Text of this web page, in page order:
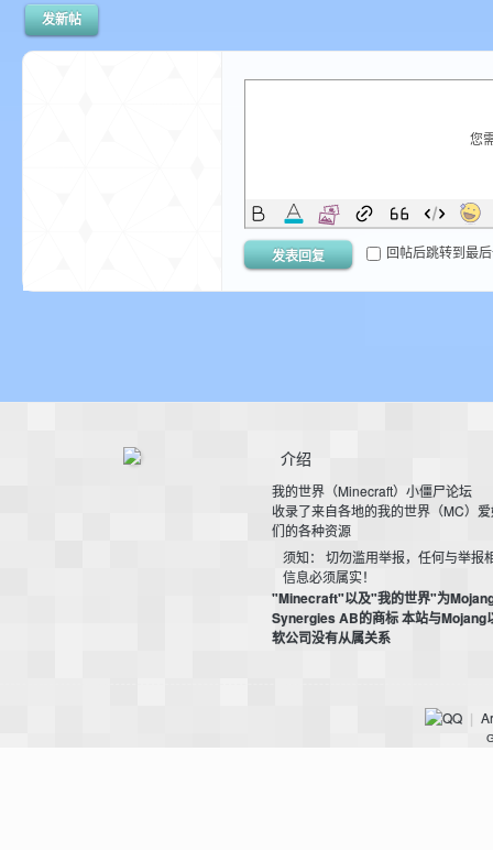
的
发新帖
您
发表回复 回帖后跳转到最
介绍
我的世界（Minecraft）小僵尸论坛
收录了来自各地的我的世界（MC）
们的各种资源
须知： 切勿滥用举报，任何与举报
信息必须属实！
"Minecraft"以及"我的世界"为
Synergies AB的商标 本站与Mojang
软公司没有从属关系